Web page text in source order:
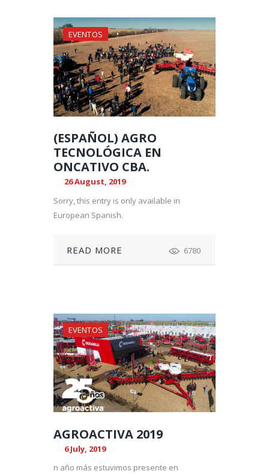
EVENTOS
(ESPAÑOL) AGRO
TECNOLÓGICA EN
ONCATIVO CBA.
26 August, 2019
Sorry, this entry is only available in
European Spanish.
READ MORE 6780
EVENTOS
AGROACTIVA 2019
6 July, 2019
n año más estuvimos presente en